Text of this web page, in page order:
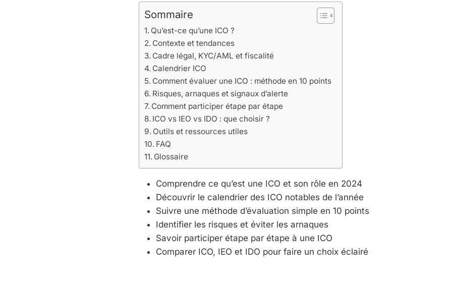
Sommaire
Qu’est-ce qu’une ICO ?
Contexte et tendances
Cadre légal, KYC/AML et fiscalité
Calendrier ICO
Comment évaluer une ICO : méthode en 10 points
Risques, arnaques et signaux d’alerte
Comment participer étape par étape
ICO vs IEO vs IDO : que choisir ?
Outils et ressources utiles
FAQ
Glossaire
Comprendre ce qu’est une ICO et son rôle en 2024
Découvrir le calendrier des ICO notables de l’année
Suivre une méthode d’évaluation simple en 10 points
Identifier les risques et éviter les arnaques
Savoir participer étape par étape à une ICO
Comparer ICO, IEO et IDO pour faire un choix éclairé